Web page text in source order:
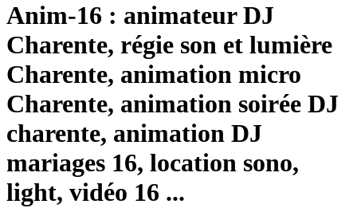
Anim-16 : animateur DJ
Charente, régie son et lumière
Charente, animation micro
Charente, animation soirée DJ
charente, animation DJ
mariages 16, location sono,
light, vidéo 16 ...